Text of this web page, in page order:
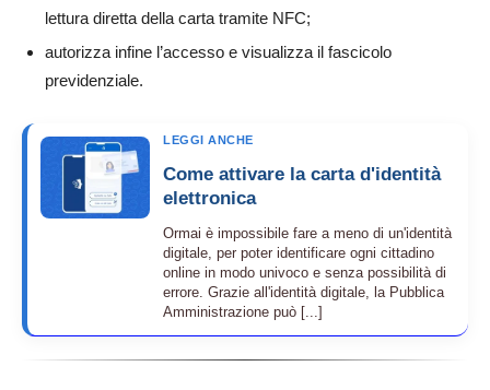
lettura diretta della carta tramite NFC;
autorizza infine l’accesso e visualizza il fascicolo
previdenziale.
LEGGI ANCHE
Come attivare la carta d'identità
elettronica
Ormai è impossibile fare a meno di un'identità
digitale, per poter identificare ogni cittadino
online in modo univoco e senza possibilità di
errore. Grazie all'identità digitale, la Pubblica
Amministrazione può [...]